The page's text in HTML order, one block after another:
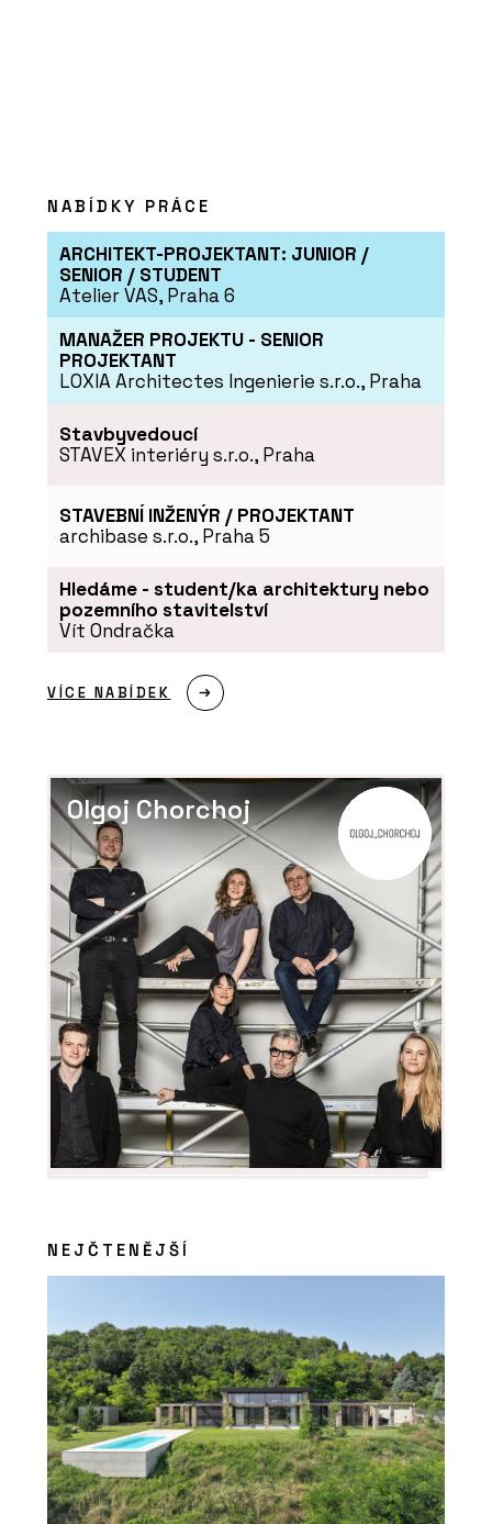
Interiérová klika MPK
Impressa Switch Lock -
MP KOVÁNÍ
NABÍDKY PRÁCE
ARCHITEKT-PROJEKTANT: JUNIOR /
SENIOR / STUDENT
Atelier VAS, Praha 6
MANAŽER PROJEKTU - SENIOR
PROJEKTANT
LOXIA Architectes Ingenierie s.r.o., Praha
Stavbyvedoucí
STAVEX interiéry s.r.o., Praha
STAVEBNÍ INŽENÝR / PROJEKTANT
archibase s.r.o., Praha 5
Hledáme - student/ka architektury nebo
pozemního stavitelství
Vít Ondračka
VÍCE NABÍDEK
Olgoj Chorchoj
NEJČTENĚJŠÍ